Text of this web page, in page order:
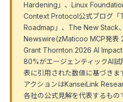
Hardening」、Linux
Context Protocol公式ブログ「
Roadmap」、The New Stack
Newswire(zMaticoo MCP発表
Grant Thornton 2026 AI
80%がエージェンティックAI
表に引用された数値に基づきま
アクションはKanseiLink
各社の公式見解を代表するも